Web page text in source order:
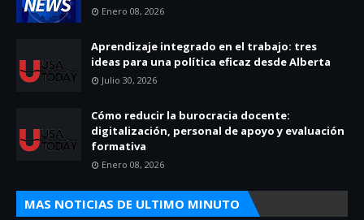
Enero 08, 2026
Aprendizaje integrado en el trabajo: tres
ideas para una política eficaz desde Alberta
Julio 30, 2026
Cómo reducir la burocracia docente:
digitalización, personal de apoyo y evaluación
formativa
Enero 08, 2026
MAS NOTICIAS DE ULTIMO MINUTO